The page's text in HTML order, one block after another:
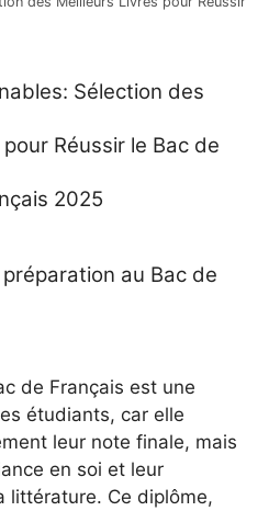
Sélection des
Réussir le Bac de
2025
au Bac de
de Français est une
étudiants, car elle
leur note finale, mais
en soi et leur
littérature. Ce diplôme,